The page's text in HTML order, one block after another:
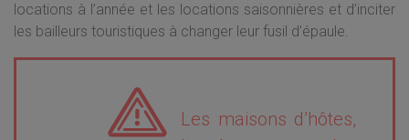
locations à l’année et les locations saisonnières et d’inciter
les bailleurs touristiques à changer leur fusil d’épaule.
Les maisons d’hôtes,